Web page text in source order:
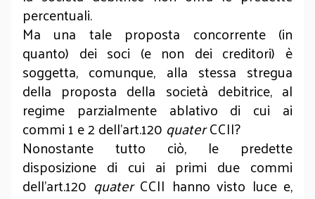
percentuali.
Ma una tale proposta concorrente (in
quanto) dei soci (e non dei creditori) è
soggetta, comunque, alla stessa stregua
della proposta della società debitrice, al
regime parzialmente ablativo di cui ai
commi 1 e 2 dell’art.120 quaterCCII?
Nonostante tutto ciò, le predette
disposizione di cui ai primi due commi
dell’art.120 quater CCII hanno visto luce e,